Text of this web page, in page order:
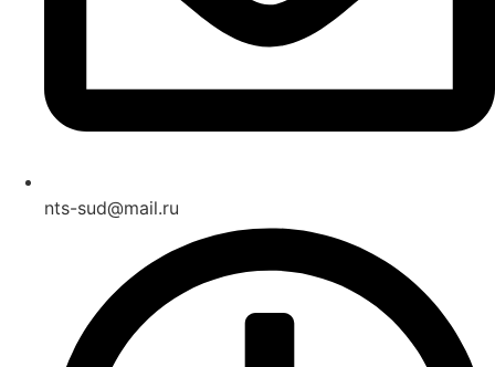
nts-sud@mail.ru